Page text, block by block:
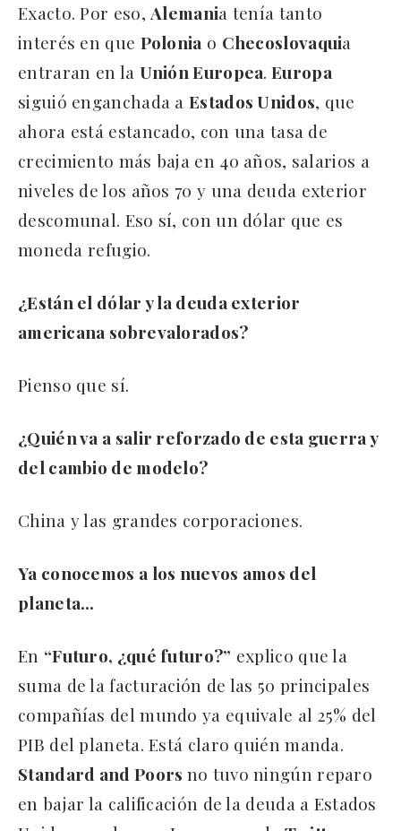
Exacto. Por eso,Alemania tenía tanto
interés en que Polonia o Checoslovaquia
entraran en la Unión Europea. Europa
siguió enganchada aEstados Unidos, que
ahora está estancado, con una tasa de
crecimiento más baja en 40 años, salarios a
niveles de los años 70 y una deuda exterior
descomunal. Eso sí, con un dólar que es
moneda refugio.
¿Están el dólar y la deuda exterior
americana sobrevalorados?
Pienso que sí.
¿Quién va a salir reforzado de esta guerra y
del cambio de modelo?
China y las grandes corporaciones.
Ya conocemos a los nuevos amos del
planeta…
En “Futuro, ¿qué futuro?” explico que la
suma de la facturación de las 50 principales
compañías del mundo ya equivale al 25% del
PIB del planeta. Está claro quién manda.
Standard and Poors no tuvo ningún reparo
en bajar la calificación de la deuda a Estados